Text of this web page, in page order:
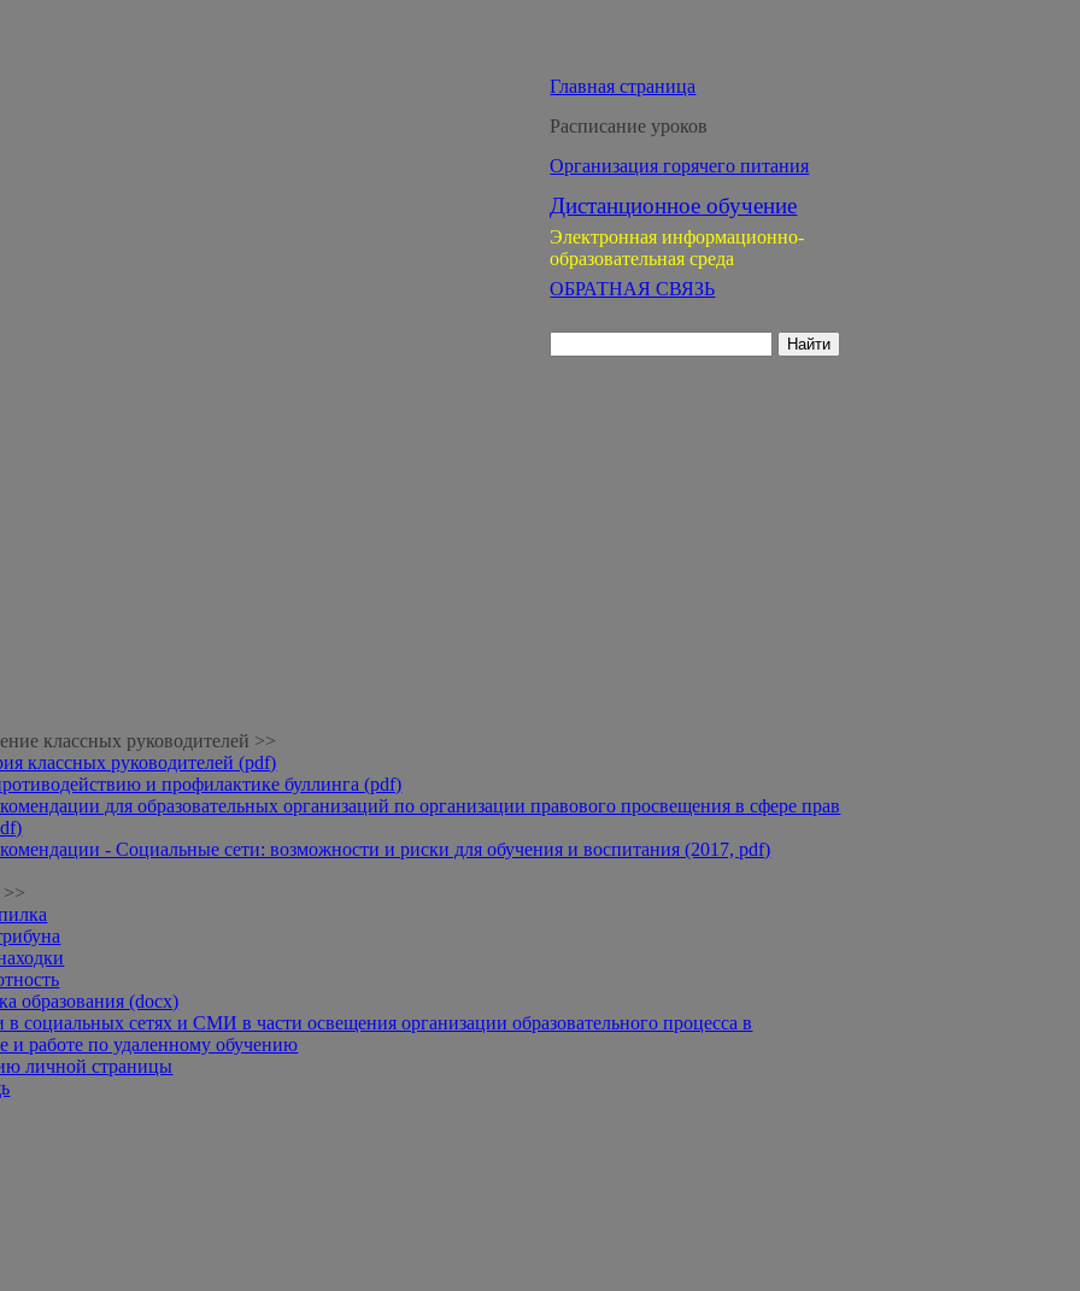
Главная страница
Расписание уроков
Организация горячего питания
Дистанционное обучение
Электронная информационно-
образовательная среда
ОБРАТНАЯ СВЯЗЬ
классных руководителей >>
классных руководителей (pdf)
и профилактике буллинга (pdf)
для образовательных организаций по организации правового просвещения в сфере прав
- Социальные сети: возможности и риски для обучения и воспитания (2017, pdf)
>>
образования (docx)
социальных сетях и СМИ в части освещения организации образовательного процесса в
и работе по удаленному обучению
личной страницы